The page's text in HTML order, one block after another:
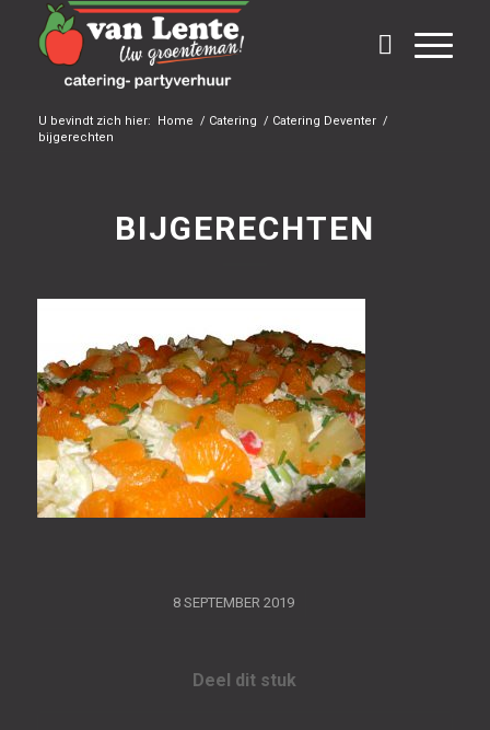
U bevindt zich hier: Home / Catering / Catering Deventer /
bijgerechten
BIJGERECHTEN
8 SEPTEMBER 2019
/
Deel dit stuk